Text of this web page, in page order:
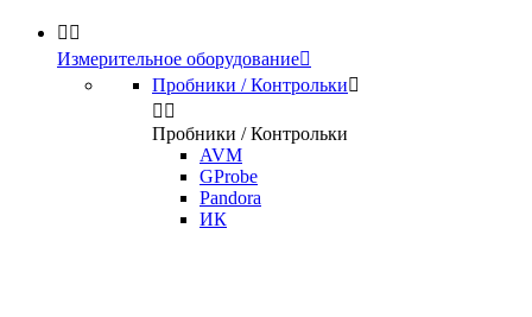
 
Измерительное оборудование
Пробники / Контрольки
 
Пробники / Контрольки
AVM
GProbe
Pandora
ИК